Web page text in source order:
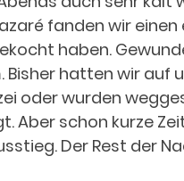
fanden wir
haben.
Bisher hatten wir auf
oder wurden
Aber schon kurze
Der Rest der